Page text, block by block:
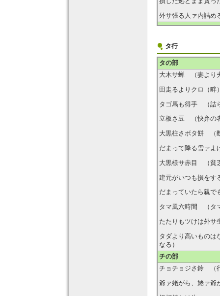
外サ張る人ァ内詰め
タ行
タの部
大木サ蝉 （妻より
田走るよりクロ（
タゴ馬も得手 （詰
立板さ豆 （快弁の
大黒柱さボタ餅 （
だまって降る雪ァ
大黒様サ赤目 （貧
建元がいつも損をす
だまっていたら親で
タマ風六時間 （タ
たたりもツけは外
タダより高いもの
なる）
チの部
チョチョジさ鈴 （
爺ァ姥がら、姥ァ爺